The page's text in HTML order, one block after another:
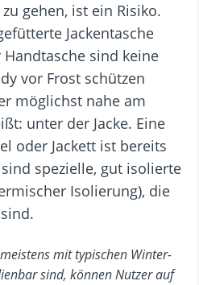
gehen, ist ein Risiko.
Jackentasche
sind keine
vor Frost schützen
möglichst nahe am
unter der Jacke. Eine
oder Jackett ist bereits
spezielle, gut isolierte
Isolierung), die
mit typischen Winter-
sind, können Nutzer auf